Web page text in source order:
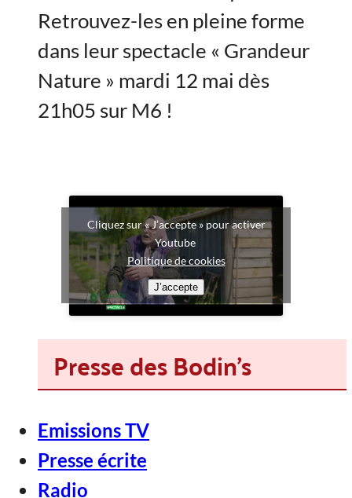
Retrouvez-les en pleine forme
dans leur spectacle « Grandeur
Nature » mardi 12 mai dès
21h05 sur M6 !
Cliquez sur « J’accepte » pour activer
Youtube
Politique de cookies
J’accepte
Presse des Bodin's
Emissions TV
Presse écrite
Radio